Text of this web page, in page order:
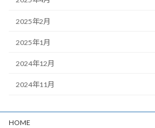
2025年2月
2025年1月
2024年12月
2024年11月
HOME